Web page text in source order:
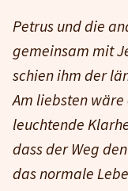
Petrus und die
gemeinsam mit
schien ihm der
Am liebsten
leuchtende
dass der Weg
das normale